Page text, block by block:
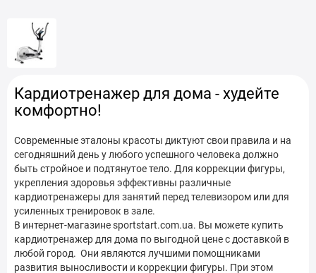
Кардиотренажер для дома - худейте
комфортно!
Современные эталоны красоты диктуют свои правила и на
сегодняшний день у любого успешного человека должно
быть стройное и подтянутое тело. Для коррекции фигуры,
укрепления здоровья эффективны различные
кардиотренажеры для занятий перед телевизором или для
усиленных тренировок в зале.
В интернет-магазине sportstart.com.ua. Вы можете купить
кардиотренажер для дома по выгодной цене с доставкой в
любой город. Они являются лучшими помощниками
развития выносливости и коррекции фигуры. При этом